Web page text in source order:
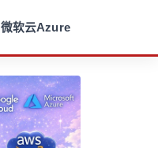
微软云Azure